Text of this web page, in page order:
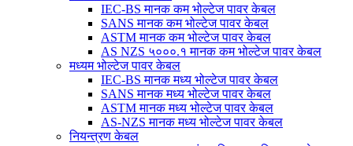
IEC-BS मानक कम भोल्टेज पावर केबल
SANS मानक कम भोल्टेज पावर केबल
ASTM मानक कम भोल्टेज पावर केबल
AS NZS ५०००.१ मानक कम भोल्टेज पावर केबल
मध्यम भोल्टेज पावर केबल
IEC-BS मानक मध्य भोल्टेज पावर केबल
SANS मानक मध्य भोल्टेज पावर केबल
ASTM मानक मध्य भोल्टेज पावर केबल
AS-NZS मानक मध्य भोल्टेज पावर केबल
नियन्त्रण केबल